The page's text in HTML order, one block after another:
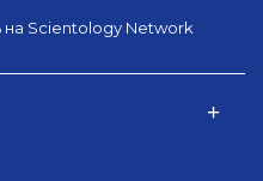
на Scientology Network